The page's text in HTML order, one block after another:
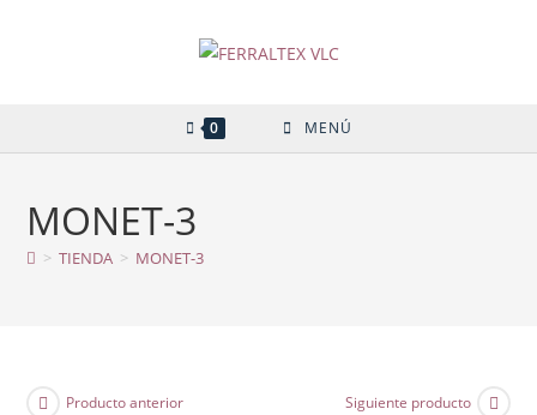
0 MENÚ
MONET-3
> TIENDA > MONET-3
Producto anterior Siguiente producto